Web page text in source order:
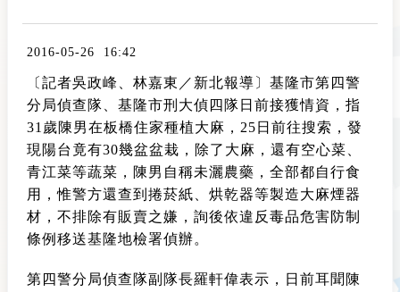
2016-05-26 16:42
〔記者吳政峰、林嘉東／新北報導〕基隆市第四警
分局偵查隊、基隆市刑大偵四隊日前接獲情資，指
31歲陳男在板橋住家種植大麻，25日前往搜索，發
現陽台竟有30幾盆盆栽，除了大麻，還有空心菜、
青江菜等蔬菜，陳男自稱未灑農藥，全部都自行食
用，惟警方還查到捲菸紙、烘乾器等製造大麻煙器
材，不排除有販賣之嫌，詢後依違反毒品危害防制
條例移送基隆地檢署偵辦。
第四警分局偵查隊副隊長羅軒偉表示，日前耳聞陳